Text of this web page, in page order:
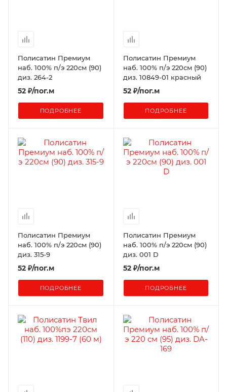
Полисатин Премиум
наб. 100% п/э 220см (90)
диз. 264-2
52 ₽/пог.м
ПОДРОБНЕЕ
Полисатин Премиум
наб. 100% п/э 220см (90)
диз. 10849-01 красный
52₽/пог.м
ПОДРОБНЕЕ
Полисатин Премиум
наб. 100% п/э 220см (90)
диз. 315-9
52 ₽/пог.м
ПОДРОБНЕЕ
Полисатин Премиум
наб. 100% п/э 220см (90)
диз. 001 D
52₽/пог.м
ПОДРОБНЕЕ